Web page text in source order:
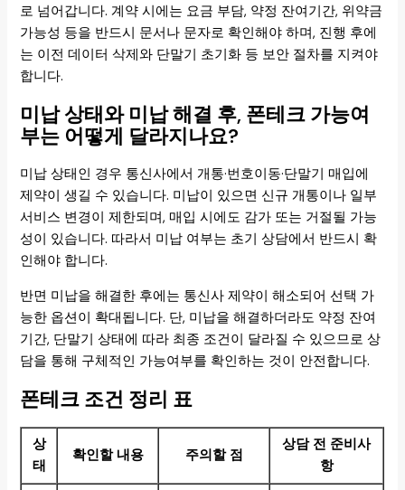
로 넘어갑니다. 계약 시에는 요금 부담, 약정 잔여기간, 위약금
가능성 등을 반드시 문서나 문자로 확인해야 하며, 진행 후에
는 이전 데이터 삭제와 단말기 초기화 등 보안 절차를 지켜야
합니다.
미납 상태와 미납 해결 후, 폰테크 가능여
부는 어떻게 달라지나요?
미납 상태인 경우 통신사에서 개통·번호이동·단말기 매입에
제약이 생길 수 있습니다. 미납이 있으면 신규 개통이나 일부
서비스 변경이 제한되며, 매입 시에도 감가 또는 거절될 가능
성이 있습니다. 따라서 미납 여부는 초기 상담에서 반드시 확
인해야 합니다.
반면 미납을 해결한 후에는 통신사 제약이 해소되어 선택 가
능한 옵션이 확대됩니다. 단, 미납을 해결하더라도 약정 잔여
기간, 단말기 상태에 따라 최종 조건이 달라질 수 있으므로 상
담을 통해 구체적인 가능여부를 확인하는 것이 안전합니다.
폰테크 조건 정리 표
상
태
확인할 내용 주의할 점
상담 전 준비사
항